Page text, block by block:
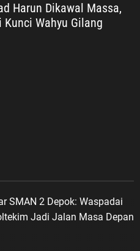
Harun Dikawal Massa,
Kunci Wahyu Gilang